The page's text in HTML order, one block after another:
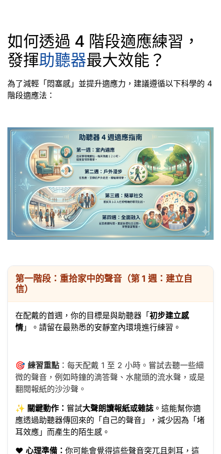
如何透過 4 階段適應練習，
發揮助聽器最大效能？
為了減輕「悶塞感」並提升適應力，建議遵循以下科學的 4
階段適應法：
第一階段：重拾家中的聲音（第 1 週：建立自
信）
在配戴的首週，你的目標是與助聽器「初步建立感
情 」。請留在最熟悉的安靜室內環境進行練習。
🎯 練習重點 ：每天配戴 1 至 2 小時。嘗試去聽一些細
微的聲音，例如時鐘的滴答聲、水龍頭的流水聲，或是
翻閱報紙的沙沙聲。
✨ 關鍵動作： 嘗試大聲朗讀報紙或雜誌 。這能幫你適
應透過助聽器傳回來的「自己的聲音」，減少因為「堵
耳效應」而產生的陌生感。
❤️ 心理準備： 你可能會覺得這些聲音突兀且刺耳，這